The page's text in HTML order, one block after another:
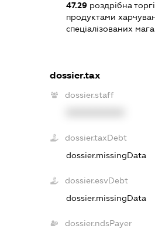
47.29 роздрібна
продуктами
спеціалізованих
dossier.tax
dossier.staff
dossier.taxDebt
dossier.missingData
dossier.esvDebt
dossier.missingData
dossier.ndsPayer